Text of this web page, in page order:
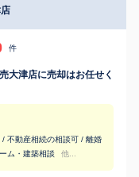
件
大津店に売却はお任せく
不動産相続の相談可 / 離婚
ム・建築相談
他...